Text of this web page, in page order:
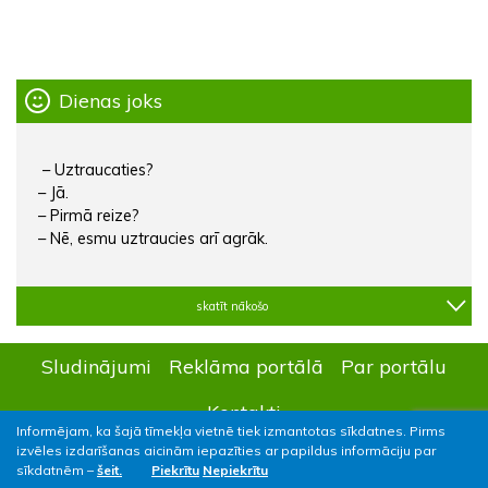
Informējam, ka šajā tīmekļa vietnē tiek izmantotas sīkdatnes. Pirms
izvēles izdarīšanas aicinām iepazīties ar papildus informāciju par
sīkdatnēm – šeit. Piekrītu Nepiekrītu
Dienas joks
– Uztraucaties?
– Jā.
– Pirmā reize?
– Nē, esmu uztraucies arī agrāk.
skatīt nākošo
Sludinājumi Reklāma portālā
Par portālu
Kontakti